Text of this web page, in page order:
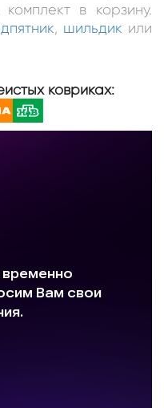
в корзину.
шильдик или
ковриках: